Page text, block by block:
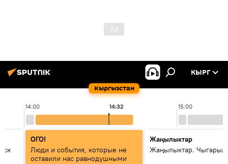
Кыргызстан
КЫРГ
14:00 15:00
14:32
ОГО!
Люди и события, которые не
оставили нас равнодушными
Жаңылыктар
Жаңылыктар.